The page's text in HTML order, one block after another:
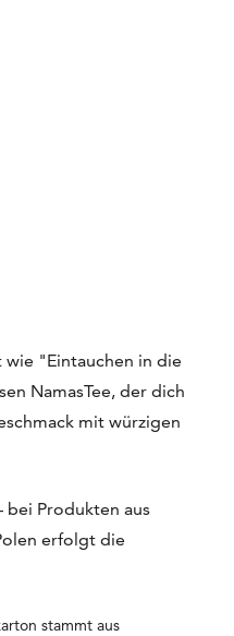
wie "Eintauchen in die
NamasTee, der dich
mit würzigen
bei Produkten aus
erfolgt die
stammt aus